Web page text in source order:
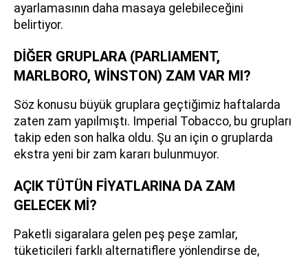
ayarlamasının daha masaya gelebileceğini
belirtiyor.
DİĞER GRUPLARA (PARLIAMENT,
MARLBORO, WİNSTON) ZAM VAR MI?
Söz konusu büyük gruplara geçtiğimiz haftalarda
zaten zam yapılmıştı. Imperial Tobacco, bu grupları
takip eden son halka oldu. Şu an için o gruplarda
ekstra yeni bir zam kararı bulunmuyor.
AÇIK TÜTÜN FİYATLARINA DA ZAM
GELECEK Mİ?
Paketli sigaralara gelen peş peşe zamlar,
tüketicileri farklı alternatiflere yönlendirse de,